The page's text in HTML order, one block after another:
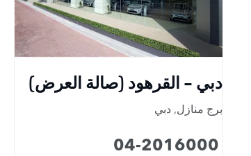
دبي - القرهود (صالة العرض)
برج منازل, دبي
04-2016000